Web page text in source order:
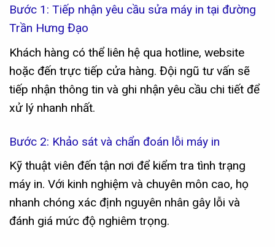
Bước 1: Tiếp nhận yêu cầu sửa máy in tại đường
Trần Hưng Đạo
Khách hàng có thể liên hệ qua hotline, website
hoặc đến trực tiếp cửa hàng. Đội ngũ tư vấn sẽ
tiếp nhận thông tin và ghi nhận yêu cầu chi tiết để
xử lý nhanh nhất.
Bước 2: Khảo sát và chẩn đoán lỗi máy in
Kỹ thuật viên đến tận nơi để kiểm tra tình trạng
máy in. Với kinh nghiệm và chuyên môn cao, họ
nhanh chóng xác định nguyên nhân gây lỗi và
đánh giá mức độ nghiêm trọng.